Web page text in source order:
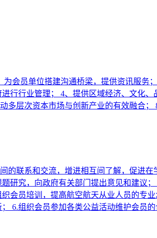
会员单位搭建沟通桥梁，提供资讯服
行行业管理； 4、提供区域经济、文化
多层次资本市场与创新产业的有效融合
的联系和交流，增进相互间了解，促进
研究，向政府有关部门提出意见和建议
会员培训，提高航空航天从业人员的专
6.组织会员参加各类公益活动维护会员的